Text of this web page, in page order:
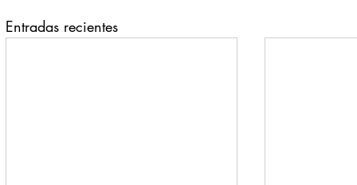
Entradas recientes